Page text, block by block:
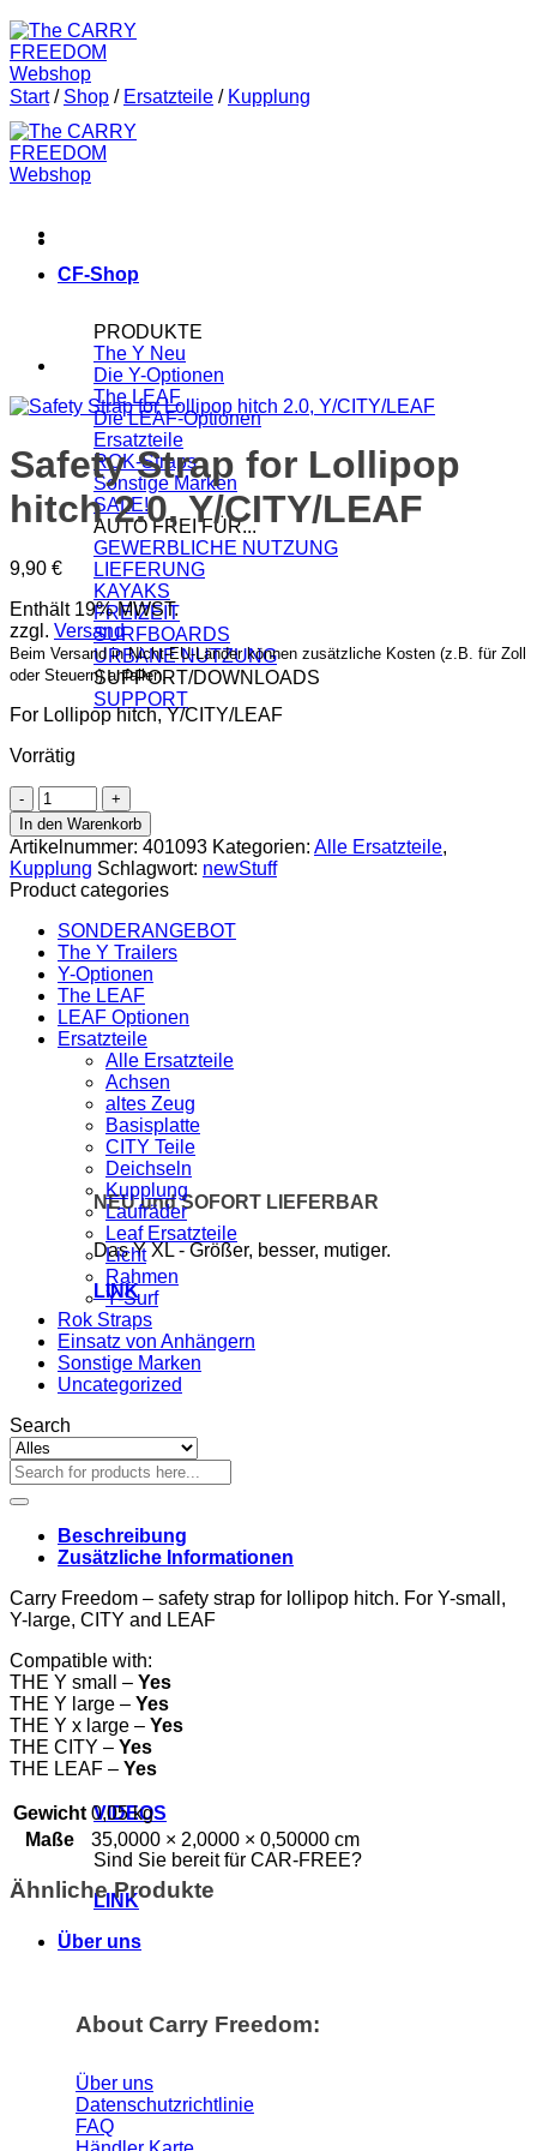
CF-Shop
PRODUKTE
The Y
Die Y-Optionen
The LEAF
Die LEAF-Optionen
Ersatzteile
ROK-Straps
Sonstige Marken
SALE!
AUTO FREI FÜR...
GEWERBLICHE NUTZUNG
LIEFERUNG
KAYAKS
FREIZEIT
SURFBOARDS
URBANE NUTZUNG
SUPPORT/DOWNLOADS
SUPPORT
NEU und SOFORT LIEFERBAR
Das Y XL - Größer, besser, mutiger.
LINK
VIDEOS
Sind Sie bereit für CAR-FREE?
LINK
Über uns
About Carry Freedom:
Über uns
Datenschutzrichtlinie
FAQ
Start / Shop / Ersatzteile / Kupplung
Safety Strap for Lollipop
hitch 2.0, Y/CITY/LEAF
9,90 €
Enthält 19% MWST.
zzgl. Versand
Beim Versand in Nicht-EU-Länder können zusätzliche Kosten (z.B. für Zoll
oder Steuern) anfallen.
For Lollipop hitch, Y/CITY/LEAF
Vorrätig
Safety
Strap
for
Lollipop
hitch
2.0,
Y/CITY/LEAF
Menge
In den Warenkorb
Artikelnummer: 401093 Kategorien: Alle Ersatzteile,
Kupplung Schlagwort: newStuff
Product categories
SONDERANGEBOT
The Y Trailers
Y-Optionen
The LEAF
LEAF Optionen
Ersatzteile
Alle Ersatzteile
Achsen
altes Zeug
Basisplatte
CITY Teile
Deichseln
Kupplung
Laufräder
Leaf Ersatzteile
Licht
Rahmen
Y-Surf
Rok Straps
Einsatz von Anhängern
Sonstige Marken
Uncategorized
Search
Suchen
nach:
Beschreibung
Zusätzliche Informationen
Carry Freedom – safety strap for lollipop hitch. For Y-small,
Y-large, CITY and LEAF
Compatible with:
THE Y small – Yes
THE Y large – Yes
THE Y x large – Yes
THE CITY – Yes
THE LEAF – Yes
Gewicht 0,05 kg
Maße
35,0000 × 2,0000 × 0,50000 cm
Ähnliche Produkte